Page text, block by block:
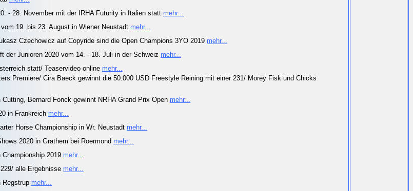
- 28. November mit der IRHA Futurity in Italien statt mehr...
19. bis 23. August in Wiener Neustadt mehr...
Czechowicz auf Copyride sind die Open Champions 3YO 2019 mehr...
der Junioren 2020 vom 14. - 18. Juli in der Schweiz mehr...
statt/ Teaservideo online mehr...
Premiere/ Cira Baeck gewinnt die 50.000 USD Freestyle Reining mit einer 231/ Morey Fisk und Chicks
Bernard Fonck gewinnt NRHA Grand Prix Open mehr...
in Frankreich mehr...
Horse Championship in Wr. Neustadt mehr...
2020 in Grathem bei Roermond mehr...
2019 mehr...
alle Ergebnisse mehr...
Regstrup mehr...